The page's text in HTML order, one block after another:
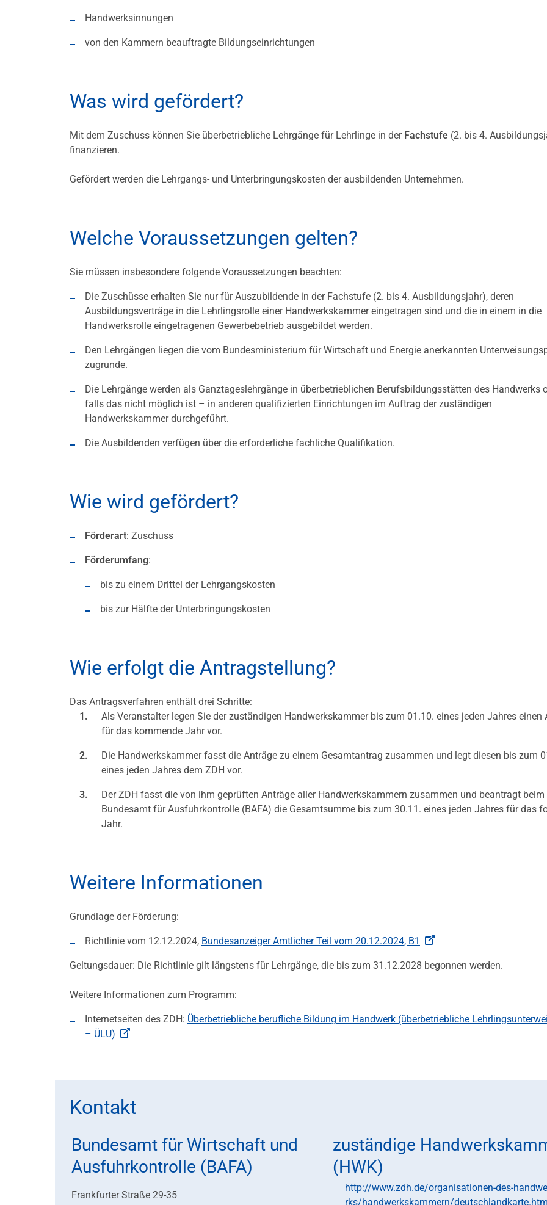
Handwerksinnungen
von den Kammern beauftragte Bildungseinrichtungen
Was wird gefördert?
Mit dem Zuschuss können Sie überbetriebliche Lehrgänge für Lehrlinge in der Fachstufe (2. bis 4.
finanzieren.
Gefördert werden die Lehrgangs- und Unterbringungskosten der ausbildenden Unternehmen.
Welche Voraussetzungen gelten?
Sie müssen insbesondere folgende Voraussetzungen beachten:
Die Zuschüsse erhalten Sie nur für Auszubildende in der Fachstufe (2. bis 4. Ausbildungsjahr), deren
Ausbildungsverträge in die Lehrlingsrolle einer Handwerkskammer eingetragen sind und die in einem in die
Handwerksrolle eingetragenen Gewerbebetrieb ausgebildet werden.
Den Lehrgängen liegen die vom Bundesministerium für Wirtschaft und Energie anerkannten
zugrunde.
Die Lehrgänge werden als Ganztageslehrgänge in überbetrieblichen Berufsbildungsstätten des Handwerks
falls das nicht möglich ist – in anderen qualifizierten Einrichtungen im Auftrag der zuständigen
Handwerkskammer durchgeführt.
Die Ausbildenden verfügen über die erforderliche fachliche Qualifikation.
Wie wird gefördert?
Förderart: Zuschuss
Förderumfang:
bis zu einem Drittel der Lehrgangskosten
bis zur Hälfte der Unterbringungskosten
Wie erfolgt die Antragstellung?
Das Antragsverfahren enthält drei Schritte:
Als Veranstalter legen Sie der zuständigen Handwerkskammer bis zum 01.10. eines jeden Jahres einen
für das kommende Jahr vor.
Die Handwerkskammer fasst die Anträge zu einem Gesamtantrag zusammen und legt diesen bis zum
eines jeden Jahres dem ZDH vor.
Der ZDH fasst die von ihm geprüften Anträge aller Handwerkskammern zusammen und beantragt beim
Bundesamt für Ausfuhrkontrolle (BAFA) die Gesamtsumme bis zum 30.11. eines jeden Jahres für das
Jahr.
Weitere Informationen
Grundlage der Förderung:
Richtlinie vom 12.12.2024, Bundesanzeiger Amtlicher Teil vom 20.12.2024, B1
Geltungsdauer: Die Richtlinie gilt längstens für Lehrgänge, die bis zum 31.12.2028 begonnen werden.
Weitere Informationen zum Programm:
Internetseiten des ZDH: Überbetriebliche berufliche Bildung im Handwerk (überbetriebliche
– ÜLU)
Kontakt
Bundesamt für Wirtschaft und
Ausfuhrkontrolle (BAFA)
Frankfurter Straße 29-35
zuständige
(HWK)
http://www.zdh.de/organisationen-des-handwe
rks/handwerkskammern/deutschlandkarte.htm